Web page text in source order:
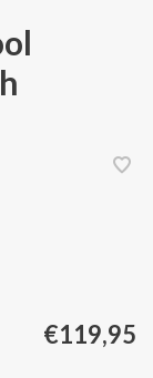
€119,95